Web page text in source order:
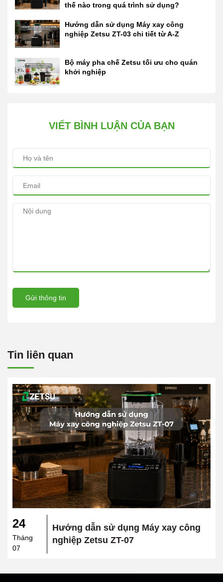
thế nào trong quá trình sử dụng?
Hướng dẫn sử dụng Máy xay công
nghiệp Zetsu ZT-03 chi tiết từ A-Z
Bộ máy pha chế Zetsu tối ưu cho quán
khởi nghiệp
VIẾT BÌNH LUẬN CỦA BẠN
Gửi thông tin
Tin liên quan
24
Tháng
07
Hướng dẫn sử dụng Máy xay công
nghiệp Zetsu ZT-07